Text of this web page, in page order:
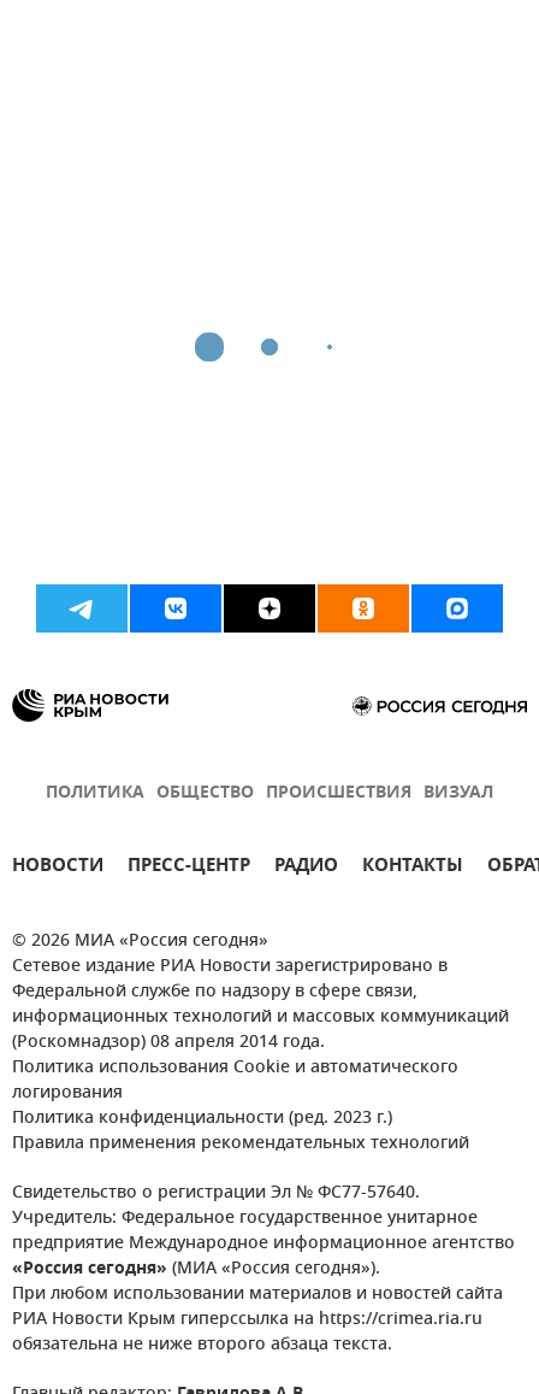
ПОЛИТИКА ОБЩЕСТВО ПРОИСШЕСТВИЯ ВИЗУАЛ
НОВОСТИ ПРЕСС-ЦЕНТР РАДИО КОНТАКТЫ
© 2026 МИА «Россия сегодня»
Сетевое издание РИА Новости зарегистрировано в
Федеральной службе по надзору в сфере связи,
информационных технологий и массовых коммуникаций
(Роскомнадзор) 08 апреля 2014 года.
Политика использования Cookie и автоматического
логирования
Политика конфиденциальности (ред. 2023 г.)
Правила применения рекомендательных технологий
Свидетельство о регистрации Эл № ФС77-57640.
Учредитель: Федеральное государственное унитарное
предприятие Международное информационное агентство
«Россия сегодня» (МИА «Россия сегодня»).
При любом использовании материалов и новостей сайта
РИА Новости Крым гиперссылка на https://crimea.ria.ru
обязательна не ниже второго абзаца текста.